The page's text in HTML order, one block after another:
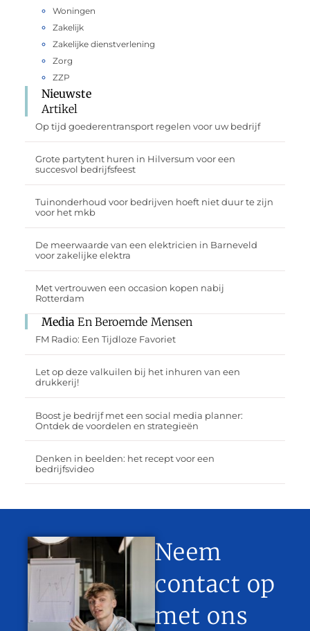
Woningen
Zakelijk
Zakelijke dienstverlening
Zorg
ZZP
Nieuwste
Artikel
Op tijd goederentransport regelen voor uw bedrijf
Grote partytent huren in Hilversum voor een
succesvol bedrijfsfeest
Tuinonderhoud voor bedrijven hoeft niet duur te zijn
voor het mkb
De meerwaarde van een elektricien in Barneveld
voor zakelijke elektra
Met vertrouwen een occasion kopen nabij
Rotterdam
Media En Beroemde Mensen
FM Radio: Een Tijdloze Favoriet
Let op deze valkuilen bij het inhuren van een
drukkerij!
Boost je bedrijf met een social media planner:
Ontdek de voordelen en strategieën
Denken in beelden: het recept voor een
bedrijfsvideo
Neem
contact op
met ons